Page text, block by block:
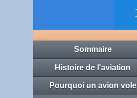
Sommaire
Histoire de l'aviation
Pourquoi un avion vole